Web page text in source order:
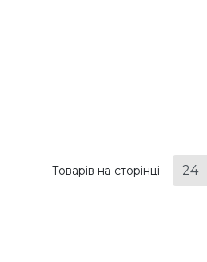
Товарів на сторінці